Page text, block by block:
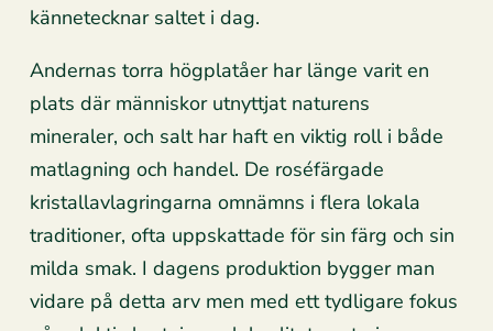
kännetecknar saltet i dag.
Andernas torra högplatåer har länge varit en
plats där människor utnyttjat naturens
mineraler, och salt har haft en viktig roll i både
matlagning och handel. De roséfärgade
kristallavlagringarna omnämns i flera lokala
traditioner, ofta uppskattade för sin färg och sin
milda smak. I dagens produktion bygger man
vidare på detta arv men med ett tydligare fokus